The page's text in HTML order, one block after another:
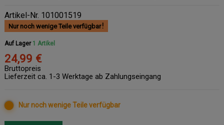
Artikel-Nr. 101001519
Nur noch wenige Teile verfügbar
Auf Lager 1 Artikel
24,99 €
Bruttopreis
Lieferzeit ca. 1-3 Werktage ab Zahlungseingang
Nur noch wenige Teile verfügbar